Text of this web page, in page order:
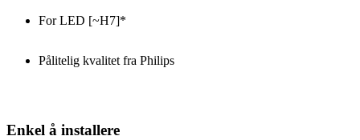
For LED [~H7]*
Pålitelig kvalitet fra Philips
Enkel å installere